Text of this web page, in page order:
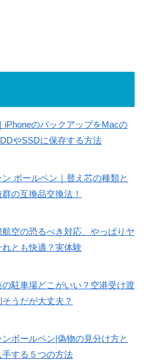
iPhoneのバックアップをMacの
やSSDに保存する方法
ン ボールペン｜替え芯の種類と
の互換品交換法！
空の恐るべき対応、やっぱりヤ
とも快適？実体験
の駐車場どこがいい？空港受け渡
そうだが大丈夫？
ンボールペン|偽物の見分け方と
手する５つの方法